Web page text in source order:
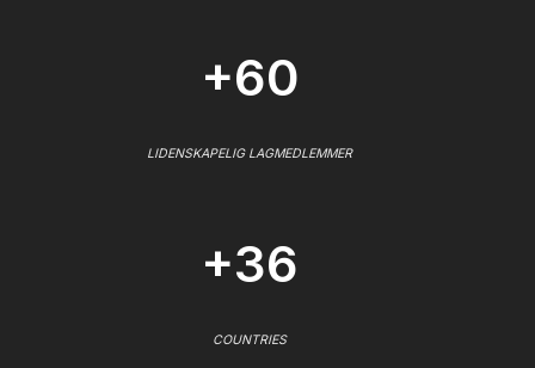
+60
LIDENSKAPELIG LAGMEDLEMMER
+36
COUNTRIES